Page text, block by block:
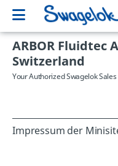
ARBOR Fluidtec
Switzerland
Your Authorized Swagelok
Impressum der